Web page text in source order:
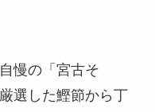
慢の「宮古そ
選した鰹節から丁